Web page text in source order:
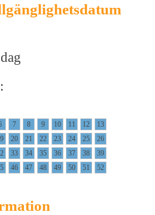
7 8 9 10 11 12
13
20 21 22 23 24 25
26
33 34 35 36 37 38
39
46 47 48 49 50 51 52